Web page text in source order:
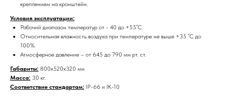
креплением на кронштейн.
Условия эксплуатации:
Рабочий диапазон температур от - 40 до +55˚С.
Относительная влажность воздуха при температуре не выше +35 ˚С до
100%.
Атмосферное давление – от 645 до 790 мм рт. ст.
Габариты: 800х520х320 мм
Масса: 30 кг.
Соответствие стандартам: IP-66 и IK-10